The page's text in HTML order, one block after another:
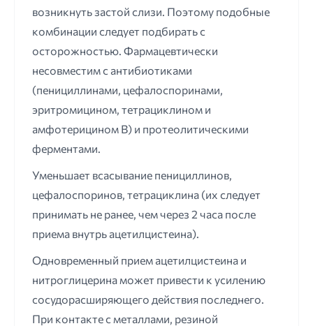
возникнуть застой слизи. Поэтому подобные
комбинации следует подбирать с
осторожностью. Фармацевтически
несовместим с антибиотиками
(пенициллинами, цефалоспоринами,
эритромицином, тетрациклином и
амфотерицином B) и протеолитическими
ферментами.
Уменьшает всасывание пенициллинов,
цефалоспоринов, тетрациклина (их следует
принимать не ранее, чем через 2 часа после
приема внутрь ацетилцистеина).
Одновременный прием ацетилцистеина и
нитроглицерина может привести к усилению
сосудорасширяющего действия последнего.
При контакте с металлами, резиной